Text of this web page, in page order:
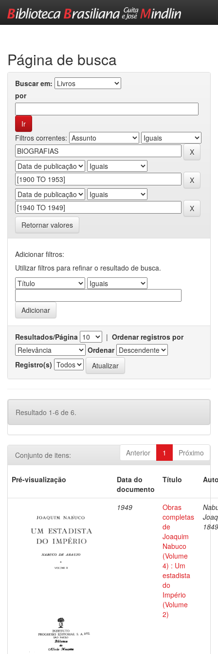
Página de busca
Buscar em:
por
Filtros correntes:
Retornar valores
Adicionar filtros:
Utilizar filtros para refinar o resultado de busca.
Resultados/Página | Ordenar registros por
Ordenar
Registro(s)
Resultado 1-6 de 6.
Anterior 1 Próximo
Conjunto de itens:
Pré-visualização
Data do
documento
Título
1949
Obras
completas
de
Joaquim
Nabuco
(Volume
4) : Um
estadista
do
Império
(Volume
2)